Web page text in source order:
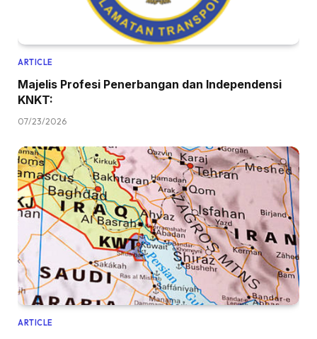
ARTICLE
Majelis Profesi Penerbangan dan Independensi
KNKT:
07/23/2026
ARTICLE